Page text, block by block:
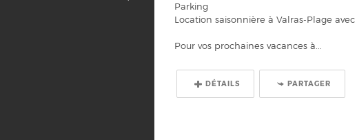
Parking
Location saisonnière à Valras-Plage
Pour vos prochaines vacances à...
DÉTAILS PARTAGER